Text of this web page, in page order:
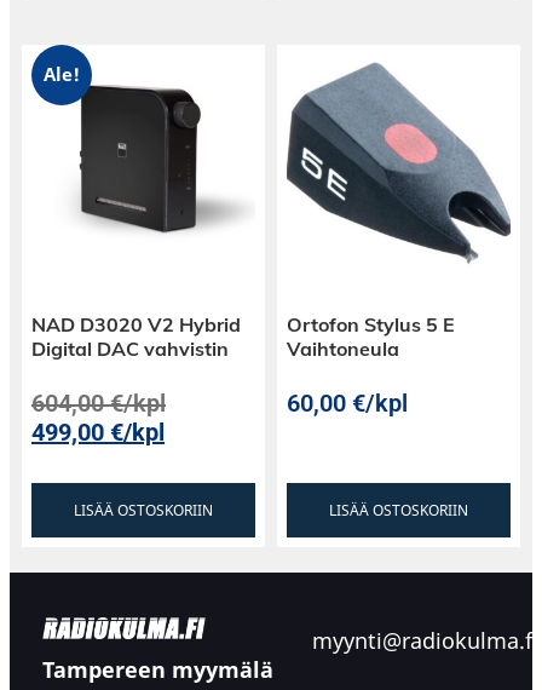
Ale!
NAD D3020 V2 Hybrid
Digital DAC vahvistin
604,00€/kpl
499,00€/kpl
LISÄÄ OSTOSKORIIN
Ortofon Stylus 5 E
Vaihtoneula
60,00€/kpl
LISÄÄ OSTOSKORIIN
Tampereen myymälä
myynti@radiokulma.fi